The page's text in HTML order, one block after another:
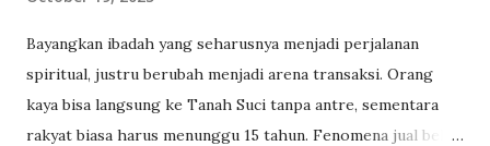
Bayangkan ibadah yang seharusnya menjadi perjalanan
spiritual, justru berubah menjadi arena transaksi. Orang
kaya bisa langsung ke Tanah Suci tanpa antre, sementara
rakyat biasa harus menunggu 15 tahun. Fenomena jual beli